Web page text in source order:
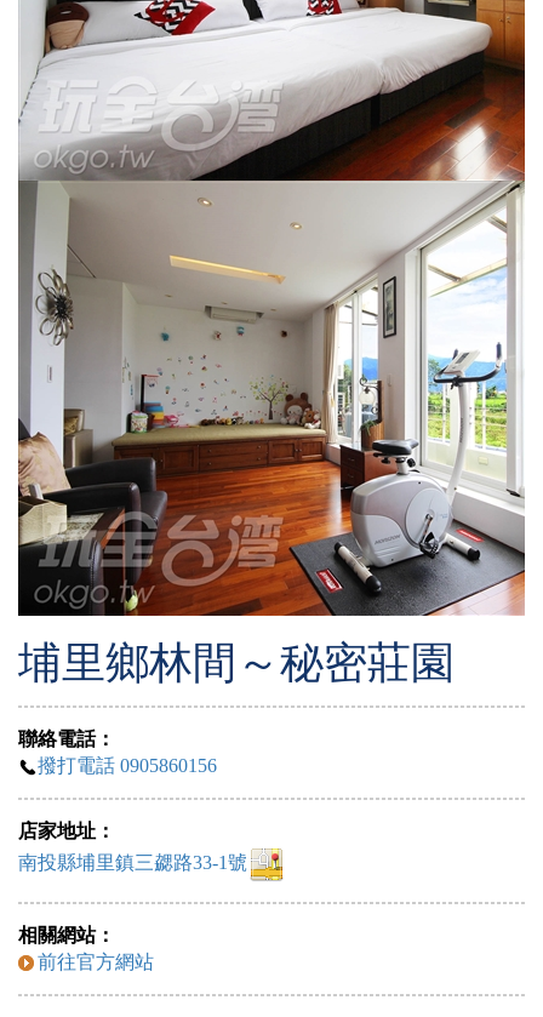
埔里鄉林間～秘密莊園
聯絡電話：
撥打電話 0905860156
店家地址：
南投縣埔里鎮三勰路33-1號
相關網站：
前往官方網站